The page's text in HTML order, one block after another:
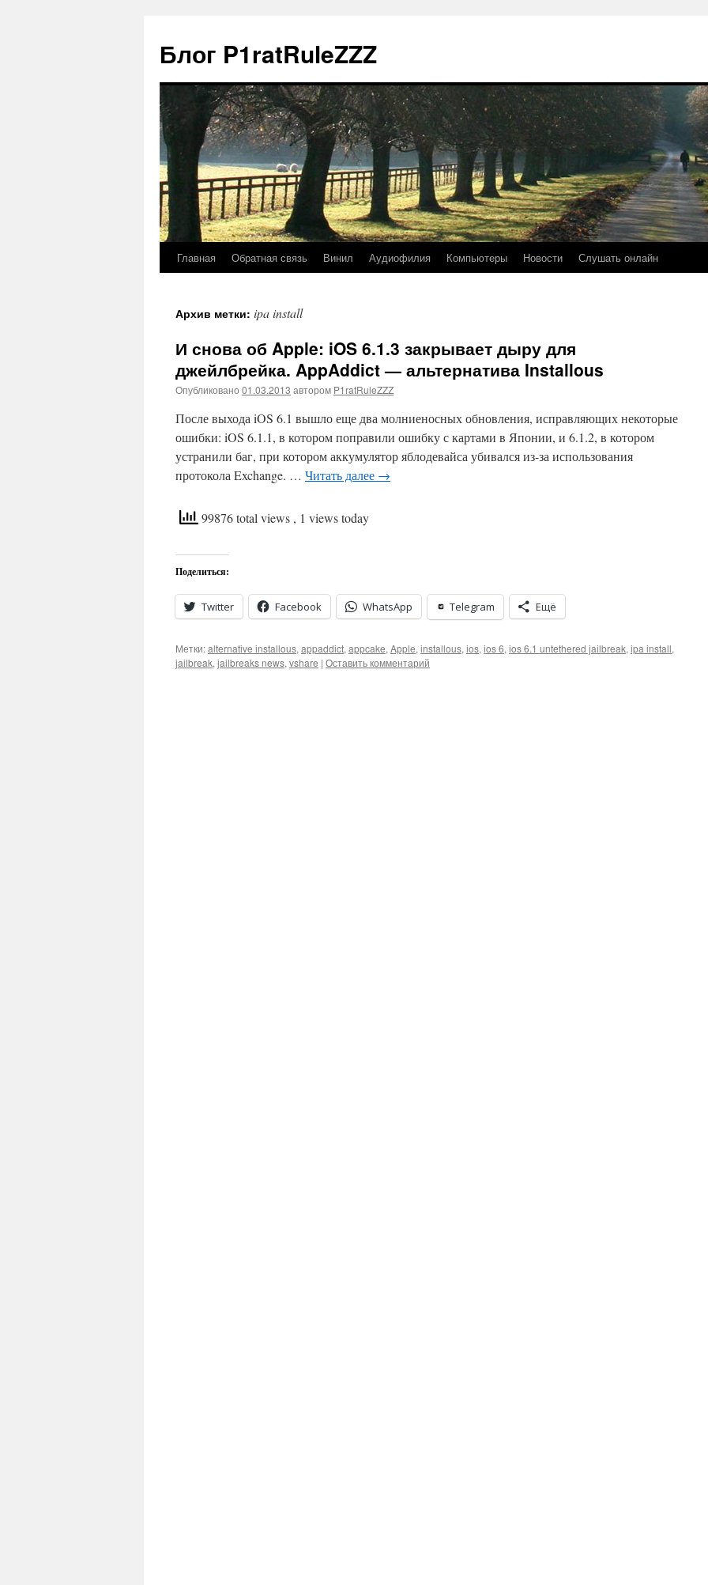
Блог P1ratRuleZZZ
Главная Обратная связь Винил Аудиофилия Компьютеры Новости Слушать онлайн
Архив метки: ipa install
И снова об Apple: iOS 6.1.3 закрывает дыру для
джейлбрейка. AppAddict — альтернатива Installous
Опубликовано 01.03.2013 автором P1ratRuleZZZ
После выхода iOS 6.1 вышло еще два молниеносных обновления, исправляющих некоторые
ошибки: iOS 6.1.1, в котором поправили ошибку с картами в Японии, и 6.1.2, в котором
устранили баг, при котором аккумулятор яблодевайса убивался из-за использования
протокола Exchange. … Читать далее →
99876 total views , 1 views today
Поделиться:
Twitter Facebook WhatsApp Telegram Ещё
Метки:alternative installous, appaddict, appcake, Apple, installous, ios, ios 6, ios 6.1 untethered jailbreak, ipa install,
jailbreak, jailbreaks news, vshare | Оставить комментарий